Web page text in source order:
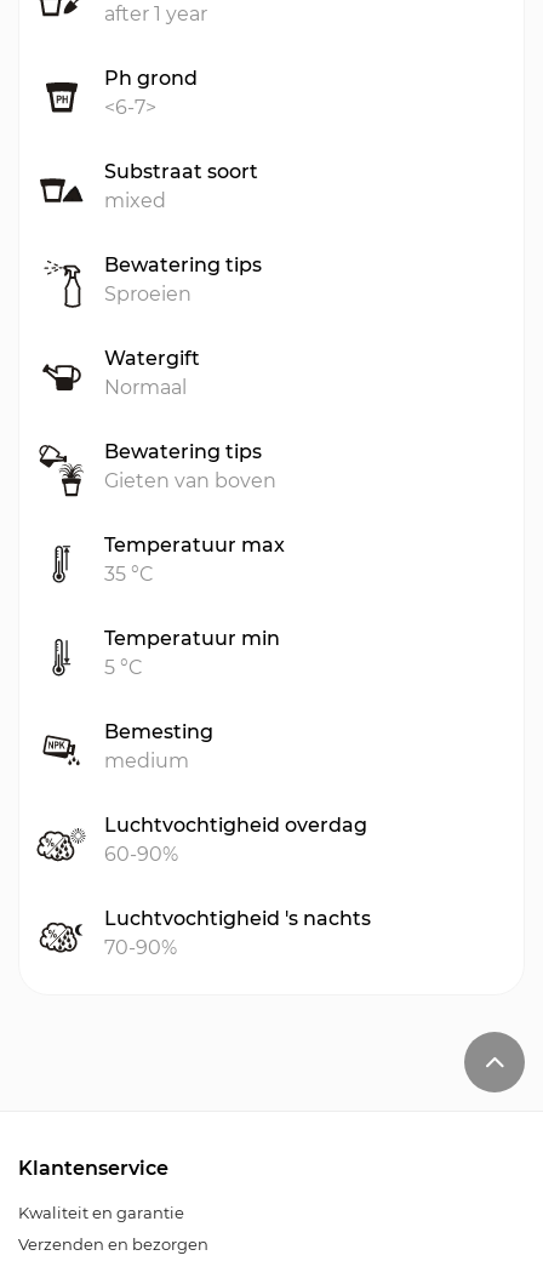
after 1 year
Ph grond
<6-7>
Substraat soort
mixed
Bewatering tips
Sproeien
Watergift
Normaal
Bewatering tips
Gieten van boven
Temperatuur max
35 °C
Temperatuur min
5 °C
Bemesting
medium
Luchtvochtigheid overdag
60-90%
Luchtvochtigheid 's nachts
70-90%
Klantenservice
Kwaliteit en garantie
Verzenden en bezorgen